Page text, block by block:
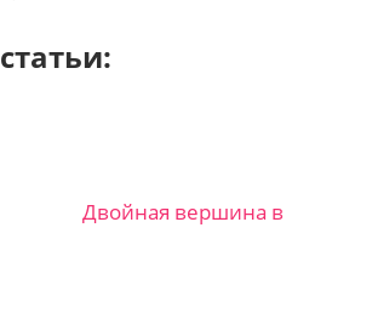
Двойная вершина в